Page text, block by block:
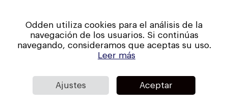
Porsche y el coche eléctrico en
y qué significa para los
compradores
Close
Odden utiliza cookies para el análisis de la
navegación de los usuarios. Si continúas
navegando, consideramos que aceptas su uso.
Leer más
Ajustes Aceptar